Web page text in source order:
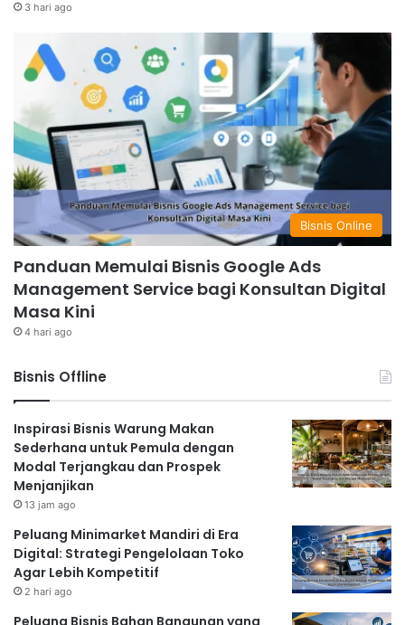
3 hari ago
Bisnis Online
Panduan Memulai Bisnis Google Ads
Management Service bagi Konsultan Digital
Masa Kini
4 hari ago
Bisnis Offline
Inspirasi Bisnis Warung Makan
Sederhana untuk Pemula dengan
Modal Terjangkau dan Prospek
Menjanjikan
13 jam ago
Peluang Minimarket Mandiri di Era
Digital: Strategi Pengelolaan Toko
Agar Lebih Kompetitif
2 hari ago
Peluang Bisnis Bahan Bangunan yang